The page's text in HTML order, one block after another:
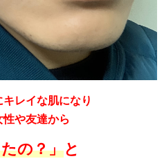
レイな肌になり
や友達から
の？」と